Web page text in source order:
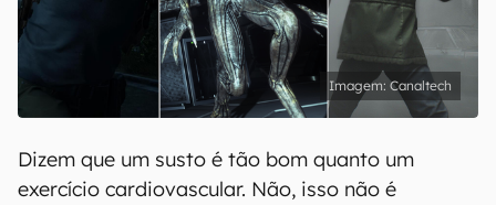
Canaltech
Dizem que um susto é tão bom quanto um
exercício cardiovascular. Não, isso não é